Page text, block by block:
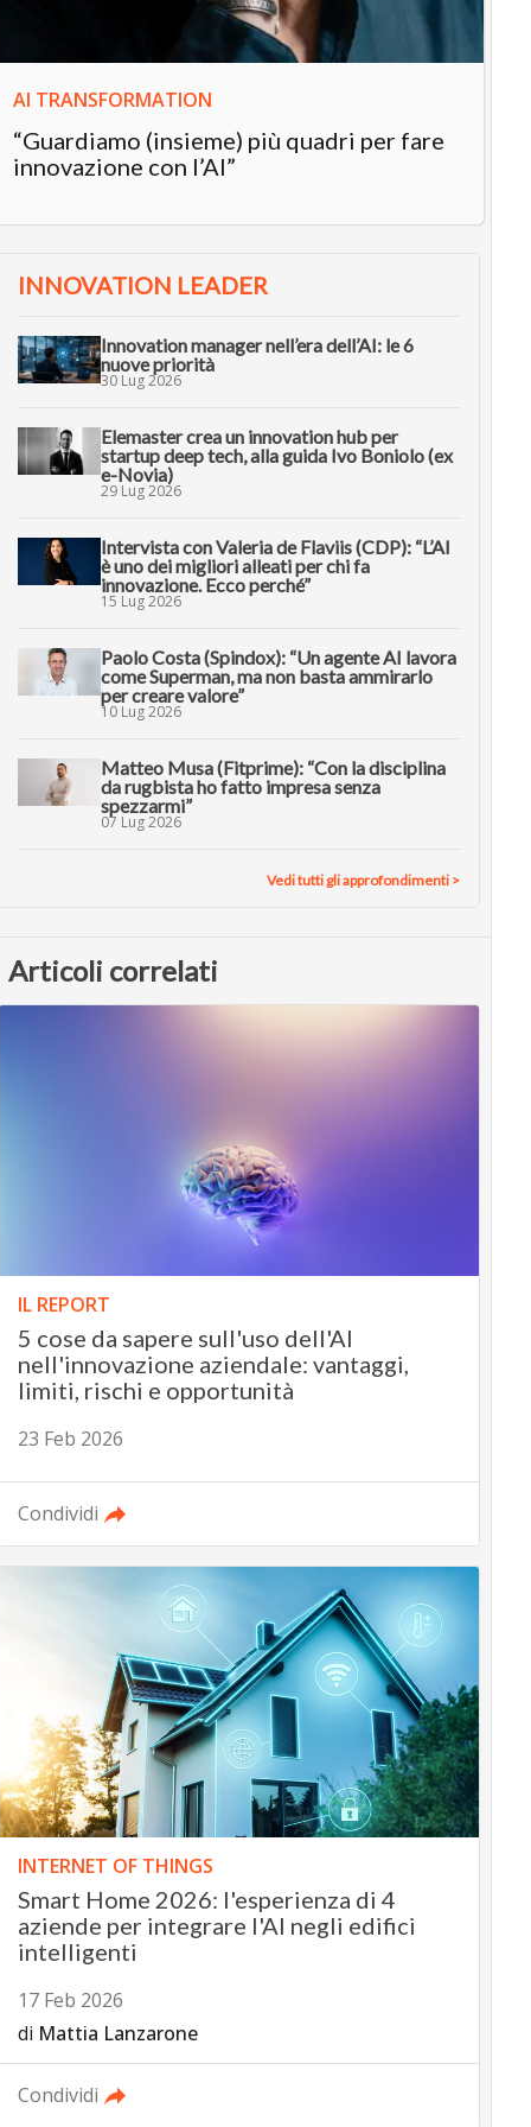
AI TRANSFORMATION
“Guardiamo (insieme) più quadri per fare
innovazione con l’AI”
INNOVATION LEADER
Innovation manager nell’era dell’AI: le 6
nuove priorità
30 Lug 2026
Elemaster crea un innovation hub per
startup deep tech, alla guida Ivo Boniolo (ex
e-Novia)
29 Lug 2026
Intervista con Valeria de Flaviis (CDP): “L’AI
è uno dei migliori alleati per chi fa
innovazione. Ecco perché”
15 Lug 2026
Paolo Costa (Spindox): “Un agente AI lavora
come Superman, ma non basta ammirarlo
per creare valore”
10 Lug 2026
Matteo Musa (Fitprime): “Con la disciplina
da rugbista ho fatto impresa senza
spezzarmi”
07 Lug 2026
Vedi tutti gli approfondimenti >
Articoli correlati
IL REPORT
5 cose da sapere sull'uso dell'AI
nell'innovazione aziendale: vantaggi,
limiti, rischi e opportunità
23 Feb 2026
Condividi
INTERNET OF THINGS
Smart Home 2026: l'esperienza di 4
aziende per integrare l'AI negli edifici
intelligenti
17 Feb 2026
di Mattia Lanzarone
Condividi